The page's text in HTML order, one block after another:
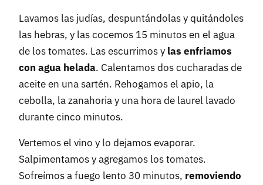
Lavamos las judías, despuntándolas y quitándoles
las hebras, y las cocemos 15 minutos en el agua
de los tomates. Las escurrimos y las enfriamos
con agua helada. Calentamos dos cucharadas de
aceite en una sartén. Rehogamos el apio, la
cebolla, la zanahoria y una hora de laurel lavado
durante cinco minutos.
Vertemos el vino y lo dejamos evaporar.
Salpimentamos y agregamos los tomates.
Sofreímos a fuego lento 30 minutos, removiendo